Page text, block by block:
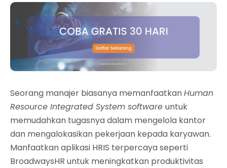
Seorang manajer biasanya memanfaatkanHuman
Resource Integrated System software untuk
memudahkan tugasnya dalam mengelola kantor
dan mengalokasikan pekerjaan kepada karyawan.
Manfaatkan aplikasi HRIS terpercaya seperti
BroadwaysHR untuk meningkatkan produktivitas